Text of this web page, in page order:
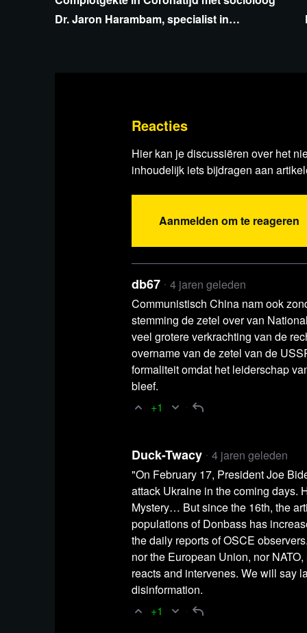
Lees
Dr. Jaron Harambam, specialist in
Reacties
Hier kan je discussiëren over het
inhoudelijk iets bijdragen aan
Aanmelden om te reageren
db67
4 jaren geleden
Communistisch China nam ook
stemming de zetel over van
veel grotere verkrachting van de
overname van de zetel van de
formaliteit omdat het leiderschap
bleef.
+1
Duck-Twacy
4 jaren geleden
"On February 17, President Joe
attack Ukraine in the coming days.
Mystery… But since the 16th, the
populations of Donbass has
the daily reports of OSCE
nor the European Union, nor
reacts and intervenes. We will say
disinformation.
+1